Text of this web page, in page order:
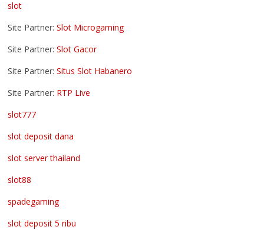
slot
Site Partner:Slot Microgaming
Site Partner:Slot Gacor
Site Partner:Situs Slot Habanero
Site Partner: RTP Live
slot777
slot deposit dana
slot server thailand
slot88
spadegaming
slot deposit 5 ribu